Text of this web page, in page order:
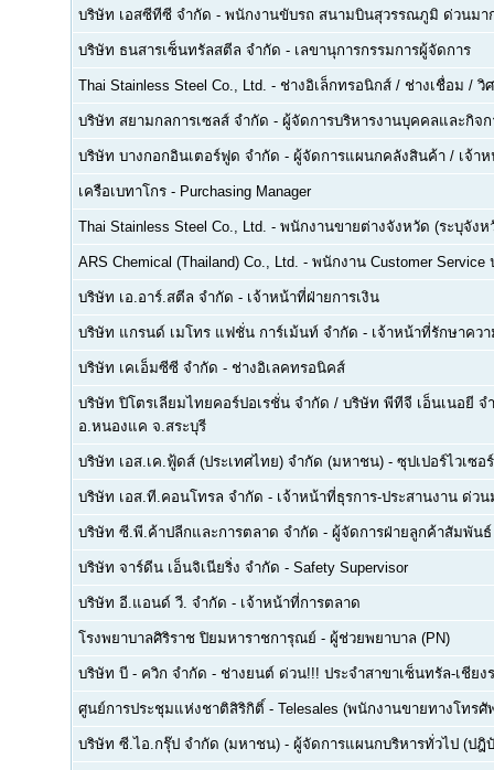
บริษัท เอสซีทีซี จำกัด - พนักงานขับรถ สนามบินสุวรรณภูมิ ด่วนมา
บริษัท ธนสารเซ็นทรัลสตีล จำกัด - เลขานุการกรรมการผู้จัดการ
Thai Stainless Steel Co., Ltd. - ช่างอิเล็กทรอนิกส์ / ช่างเชื่อม / วิ
บริษัท สยามกลการเซลส์ จำกัด - ผู้จัดการบริหารงานบุคคลและกิจก
บริษัท บางกอกอินเตอร์ฟูด จำกัด - ผู้จัดการแผนกคลังสินค้า / เจ้า
เครือเบทาโกร - Purchasing Manager
Thai Stainless Steel Co., Ltd. - พนักงานขายต่างจังหวัด (ระบุจังห
ARS Chemical (Thailand) Co., Ltd. - พนักงาน Customer Service
บริษัท เอ.อาร์.สตีล จำกัด - เจ้าหน้าที่ฝ่ายการเงิน
บริษัท แกรนด์ เมโทร แฟชั่น การ์เม้นท์ จำกัด - เจ้าหน้าที่รักษาคว
บริษัท เคเอ็มซีซี จำกัด - ช่างอิเลคทรอนิคส์
บริษัท ปิโตรเลียมไทยคอร์ปอเรชั่น จำกัด / บริษัท พีทีจี เอ็นเนอยี จ
อ.หนองแค จ.สระบุรี
บริษัท เอส.เค.ฟู้ดส์ (ประเทศไทย) จำกัด (มหาชน) - ซุปเปอร์ไวเซ
บริษัท เอส.ที.คอนโทรล จำกัด - เจ้าหน้าที่ธุรการ-ประสานงาน ด่วน
บริษัท ซี.พี.ค้าปลีกและการตลาด จำกัด - ผู้จัดการฝ่ายลูกค้าสัมพันธ์
บริษัท จาร์ดีน เอ็นจิเนียริ่ง จำกัด - Safety Supervisor
บริษัท อี.แอนด์ วี. จำกัด - เจ้าหน้าที่การตลาด
โรงพยาบาลศิริราช ปิยมหาราชการุณย์ - ผู้ช่วยพยาบาล (PN)
บริษัท บี - ควิก จำกัด - ช่างยนต์ ด่วน!!! ประจำสาขาเซ็นทรัล-เชียง
ศูนย์การประชุมแห่งชาติสิริกิติ์ - Telesales (พนักงานขายทางโทร
บริษัท ซี.ไอ.กรุ๊ป จำกัด (มหาชน) - ผู้จัดการแผนกบริหารทั่วไป (ปฎิ